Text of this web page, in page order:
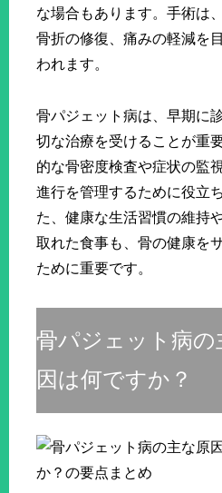
な場合もあります。手術は
骨折の修復、痛みの軽減を
われます。
骨パジェット病は、早期に
切な治療を受けることが重
的な骨密度検査や症状の監
進行を管理するために役立
た、健康な生活習慣の維持
取れた食事も、骨の健康を
ために重要です。
骨パジェット病の
因は何ですか？